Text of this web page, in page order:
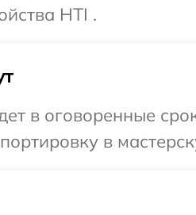
HTI .
в оговоренные
в